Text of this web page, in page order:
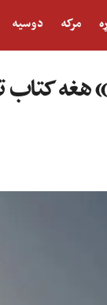
مرکه دوسیه
هغه کتاب